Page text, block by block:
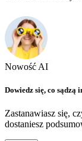
Nowość AI
Dowiedz się, co sądzą
Zastanawiasz się,
dostaniesz